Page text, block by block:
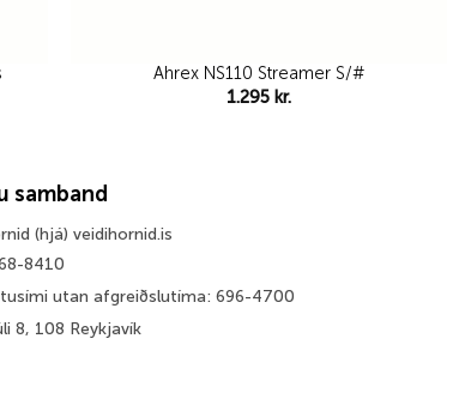
Ahrex NS110 Streamer S/#
1.295kr.
samband
(hjá) veidihornid.is
8410
utan afgreiðslutíma: 696-4700
8, 108 Reykjavík